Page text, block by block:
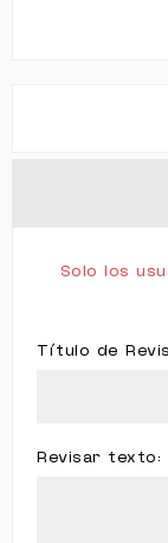
Solo los
Título de
Revisar texto: